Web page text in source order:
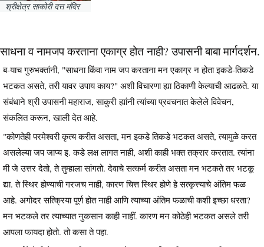
श्रीक्षेत्र साकोरी दत्त मंदिर
साधना व नामजप करताना एकाग्र होत नाही? उपासनी बाबा मार्गदर्शन.
ब-याच गुरुभक्तांनी, "साधना किंवा नाम जप करताना मन एकाग्र न होता इकडे-तिकडे
भटकत असते, तरी यावर उपाय काय?" अशी विचारणा ह्या ठिकाणी केल्याची आढळते. या
संबंधाने श्री उपासनी महाराज, साकुरी ह्यांनी त्यांच्या प्रवचनात केलेले विवेचन,
संकलित करून, खाली देत आहे.
"कोणतेही परमेश्वरी कृत्य करीत असता, मन इकडे तिकडे भटकत असते, त्यामुळे करत
असलेल्या जप जाप्य इ. कडे लक्ष लागत नाही, अशी काही भक्त तक्रार करतात. त्यांना
मी जे उत्तर देतो, ते तुम्हाला सांगतो. देवाचे सत्कर्म करीत असता मन भटकते तर भटकू
द्या. ते स्थिर होण्याची गरजच नाही, कारण चित्त स्थिर होणे हे सत्कृत्त्याचे अंतिम फळ
आहे. अगोदर सत्क्रिया पूर्ण होत नाही आणि त्याच्या अंतिम फळाची कशी इच्छा धरता?
मन भटकले तर त्याच्यात नुकसान काही नाहीं. कारण मन कोठेही भटकत असले तरी
आपला फायदा होतो. तो कसा ते पहा.